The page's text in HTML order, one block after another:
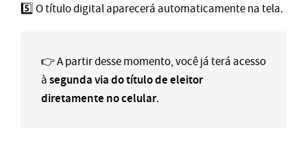
5️⃣ O título digital aparecerá automaticamente na tela.
👉 A partir desse momento, você já terá acesso
àsegunda via do título de eleitor
diretamente no celular.